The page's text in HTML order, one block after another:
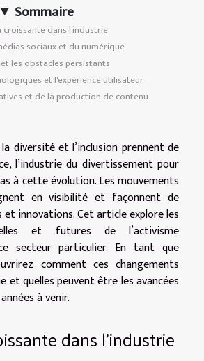
Sommaire
croissante dans l'industrie
sociaux et du numérique
les obstacles persistants
et l'expérience utilisateur
et de la production de contenu
diversité et l’inclusion prennent de
l’industrie du divertissement pour
à cette évolution. Les mouvements
en visibilité et façonnent de
et innovations. Cet article explore les
et futures de l’activisme
secteur particulier. En tant que
comment ces changements
et quelles peuvent être les avancées
à venir.
dans l'industrie